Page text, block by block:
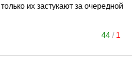
их застукают за очередной
44 / 1